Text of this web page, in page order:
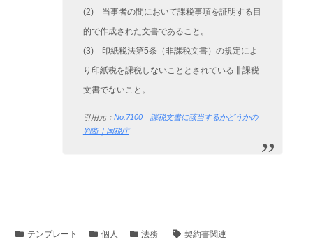
(2) 当事者の間において課税事項を証明する目
的で作成された文書であること。
(3) 印紙税法第5条（非課税文書）の規定によ
り印紙税を課税しないこととされている非課税
文書でないこと。
引用元： No.7100 課税文書に該当するかどうかの
判断｜国税庁
テンプレート 個人 法務
契約書関連